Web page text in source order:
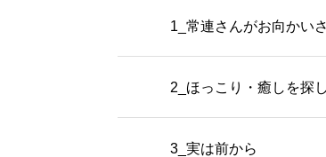
1_常連さんがお向かい
2_ほっこり・癒しを探
3_実は前から